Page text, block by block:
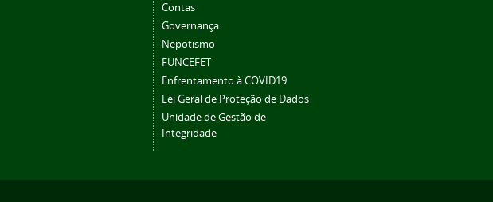
Contas
Governança
Nepotismo
FUNCEFET
Enfrentamento à COVID19
Lei Geral de Proteção de Dados
Unidade de Gestão de
Integridade